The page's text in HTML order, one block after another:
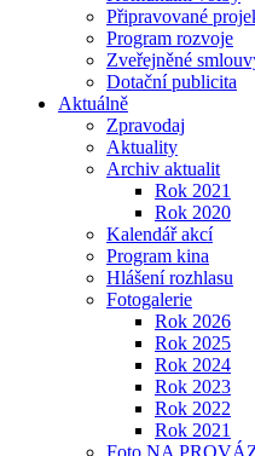
Připravované
Program rozvoje
Zveřejněné
Dotační publicita
Aktuálně
Zpravodaj
Aktuality
Archiv aktualit
Rok 2021
Rok 2020
Kalendář akcí
Program kina
Hlášení rozhlasu
Fotogalerie
Rok 2026
Rok 2025
Rok 2024
Rok 2023
Rok 2022
Rok 2021
Foto NA